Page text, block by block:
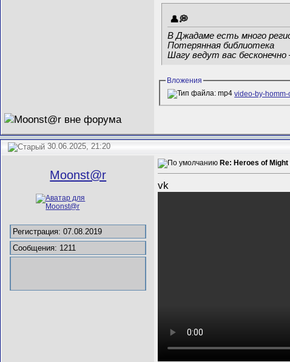
В Джадаме есть много
Потерянная библиотека
Шагу ведут вас
Вложения
video-by-
30.06.2025, 21:20
Mооnst@r
Регистрация: 07.08.2019
Сообщения: 1211
Re: Heroes of
vk